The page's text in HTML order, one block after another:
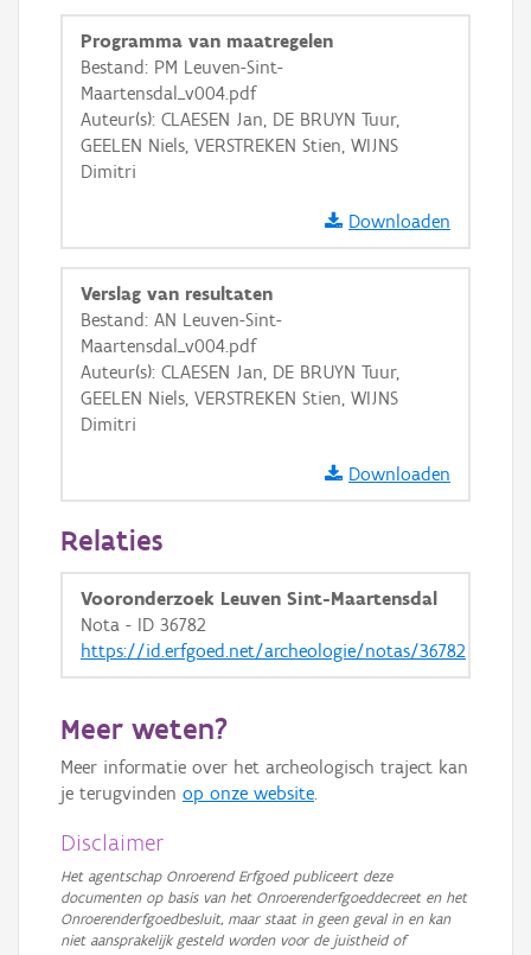
i
+ −
Basis Lagen
OSM-Basiskaart
Ortho
GRB-Basiskaart
Programma van maatregelen
Bestand: PM Leuven-Sint-
Maartensdal_v004.pdf
Auteur(s): CLAESEN Jan, DE BRUYN Tuur,
GEELEN Niels, VERSTREKEN Stien, WIJNS
Dimitri
Downloaden
Verslag van resultaten
Bestand: AN Leuven-Sint-
Maartensdal_v004.pdf
Auteur(s): CLAESEN Jan, DE BRUYN Tuur,
GEELEN Niels, VERSTREKEN Stien, WIJNS
Dimitri
Downloaden
Relaties
Vooronderzoek Leuven Sint-Maartensdal
Nota - ID 36782
https://id.erfgoed.net/archeologie/notas/36782
Meer weten?
Meer informatie over het archeologisch traject kan
je terugvinden op onze website.
Disclaimer
Het agentschap Onroerend Erfgoed publiceert deze
documenten op basis van het Onroerenderfgoeddecreet en het
Onroerenderfgoedbesluit, maar staat in geen geval in en kan
niet aansprakelijk gesteld worden voor de juistheid of